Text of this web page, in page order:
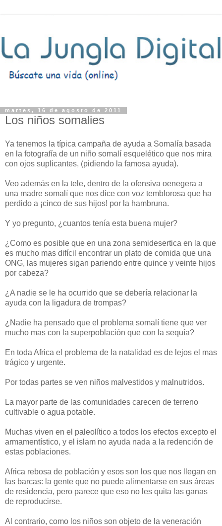
martes, 16 de agosto de 2011
Los niños somalies
Ya tenemos la típica campaña de ayuda a Somalía basada
en la fotografía de un niño somalí esquelético que nos mira
con ojos suplicantes, (pidiendo la famosa ayuda).
Veo además en la tele, dentro de la ofensiva oenegera a
una madre somalí que nos dice con voz temblorosa que ha
perdido a ¡cinco de sus hijos! por la hambruna.
Y yo pregunto, ¿cuantos tenía esta buena mujer?
¿Como es posible que en una zona semidesertica en la que
es mucho mas difícil encontrar un plato de comida que una
ONG, las mujeres sigan pariendo entre quince y veinte hijos
por cabeza?
¿A nadie se le ha ocurrido que se debería relacionar la
ayuda con la ligadura de trompas?
¿Nadie ha pensado que el problema somalí tiene que ver
mucho mas con la superpoblación que con la sequía?
En toda Africa el problema de la natalidad es de lejos el mas
trágico y urgente.
Por todas partes se ven niños malvestidos y malnutridos.
La mayor parte de las comunidades carecen de terreno
cultivable o agua potable.
Muchas viven en el paleolítico a todos los efectos excepto el
armamentístico, y el islam no ayuda nada a la redención de
estas poblaciones.
Africa rebosa de población y esos son los que nos llegan en
las barcas: la gente que no puede alimentarse en sus áreas
de residencia, pero parece que eso no les quita las ganas
de reproducirse.
Al contrario, como los niños son objeto de la veneración